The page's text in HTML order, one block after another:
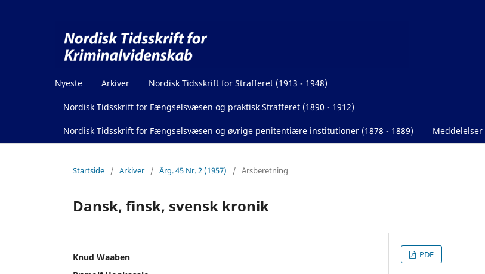
Nyeste Arkiver Nordisk Tidsskrift for Strafferet (1913 - 1948)
Nordisk Tidsskrift for Fængselsvæsen og praktisk Strafferet (1890 - 1912)
Nordisk Tidsskrift for Fængselsvæsen og øvrige penitentiære institutioner (1878 - 1889) Meddelelser
Startside / Arkiver / Årg. 45 Nr. 2 (1957) / Årsberetning
Dansk, finsk, svensk kronik
Knud Waaben
PDF